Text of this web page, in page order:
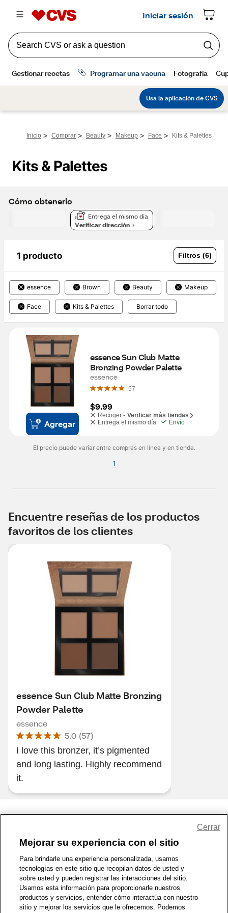
Inicio > Comprar > Beauty > Makeup > Face > Kits & Palettes
Kits & Palettes
Cómo obtenerlo
Entrega el mismo día
Verificar dirección
1 producto Filtros (6)
essence Brown Beauty Makeup
Face Kits & Palettes Borrar todo
Agregar
essence Sun Club Matte
Bronzing Powder Palette
essence
57
$9.99
Recoger - Verificar más tiendas
Entrega el mismo día
Envío
El precio puede variar entre compras en línea y en tienda.
1
Encuentre reseñas de los productos
favoritos de los clientes
essence Sun Club Matte Bronzing
Powder Palette
essence
5.0 (57)
I love this bronzer, it’s pigmented
and long lasting. Highly recommend
it.
1-800-679-9691 | Contáctenos | Términos de Uso | Accesibilidad
Política de Privacidad | WA Privacy Policy | Mapa del sitio
Zona de Bienestar | © 1999 - 2026 CVS.com
Mejorar su experiencia con el sitio
Para brindarle una experiencia personalizada, usamos
tecnologías en este sitio que recopilan datos de usted y
sobre usted y pueden registrar las interacciones del sitio.
Usamos esta información para proporcionarle nuestros
productos y servicios, entender cómo interactúa con nuestro
sitio y mejorar los servicios que le ofrecemos. Podemos
Cerrar